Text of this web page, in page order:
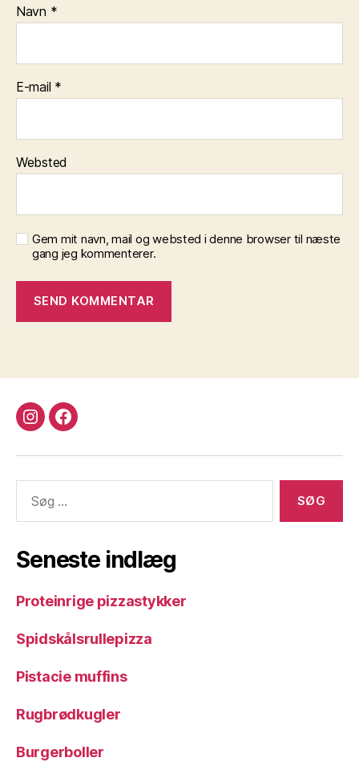
Navn *
E-mail *
Websted
Gem mit navn, mail og websted i denne browser til næste
gang jeg kommenterer.
instagramfacebook
efter:
Seneste indlæg
Proteinrige pizzastykker
Spidskålsrullepizza
Pistacie muffins
Rugbrødkugler
Burgerboller